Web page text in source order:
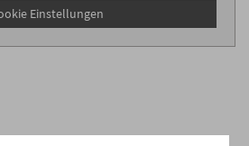
Einstellungen